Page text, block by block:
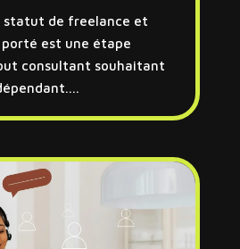
statut de freelance et
est une étape
consultant souhaitant